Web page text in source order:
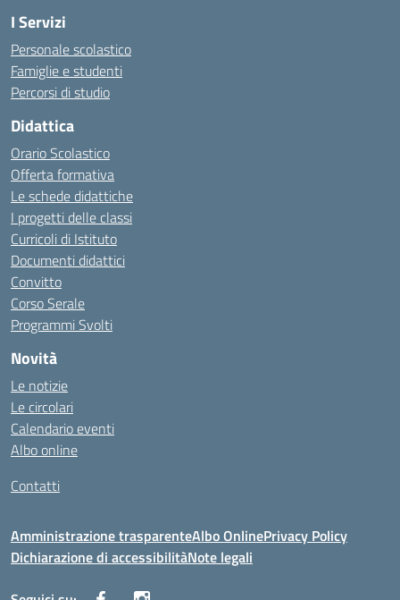
I Servizi
Personale scolastico
Famiglie e studenti
Percorsi di studio
Didattica
Orario Scolastico
Offerta formativa
Le schede didattiche
I progetti delle classi
Curricoli di Istituto
Documenti didattici
Convitto
Corso Serale
Programmi Svolti
Novità
Le notizie
Le circolari
Calendario eventi
Albo online
Contatti
Amministrazione trasparenteAlbo OnlinePrivacy Policy
Dichiarazione di accessibilitàNote legali